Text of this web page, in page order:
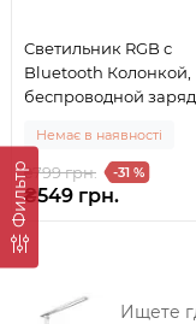
Фильтр
Cветильник RGB с
Bluetooth Колонкой,
беспроводной
Немає в наявності
₴799 грн. -31 %
₴549 грн.
Ищете